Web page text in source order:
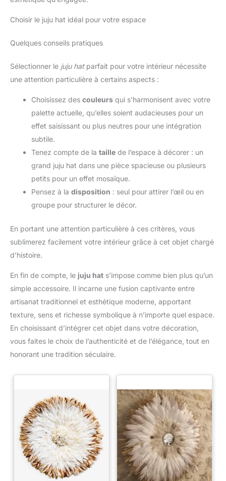
Choisir le juju hat idéal pour votre espace
Quelques conseils pratiques
Sélectionner le juju hatparfait pour votre intérieur nécessite
une attention particulière à certains aspects :
Choisissez des couleurs qui s’harmonisent avec votre
palette actuelle, qu’elles soient audacieuses pour un
effet saisissant ou plus neutres pour une intégration
subtile.
Tenez compte de la taille de l’espace à décorer : un
grand juju hat dans une pièce spacieuse ou plusieurs
petits pour un effet mosaïque.
Pensez à la disposition : seul pour attirer l’œil ou en
groupe pour structurer le décor.
En portant une attention particulière à ces critères, vous
sublimerez facilement votre intérieur grâce à cet objet chargé
d’histoire.
En fin de compte, le juju hat s’impose comme bien plus qu’un
simple accessoire. Il incarne une fusion captivante entre
artisanat traditionnel et esthétique moderne, apportant
texture, sens et richesse symbolique à n’importe quel espace.
En choisissant d’intégrer cet objet dans votre décoration,
vous faites le choix de l’authenticité et de l’élégance, tout en
honorant une tradition séculaire.